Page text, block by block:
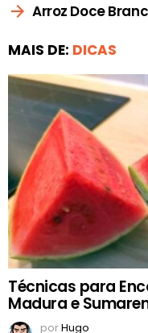
Arroz Doce
MAIS DE: DICAS
Técnicas para
Madura e
porHugo